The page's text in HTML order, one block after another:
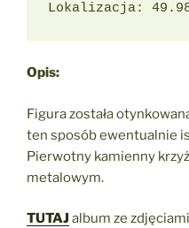
Lokalizacja:
Opis:
Figura została
ten sposób ewentualnie
Pierwotny kamienny
metalowym.
TUTAJ album ze zdjęciami